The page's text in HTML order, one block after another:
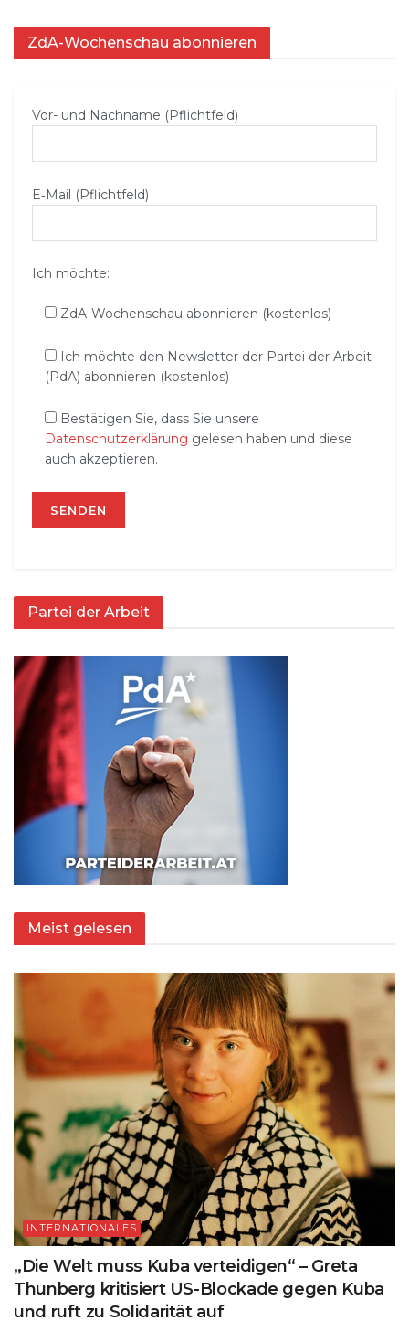
ZdA-Wochenschau abonnieren
Vor- und Nachname (Pflichtfeld)
E‑Mail (Pflichtfeld)
Ich möchte:
ZdA-Wochenschau abonnieren (kostenlos)
Ich möchte den Newsletter der Partei der Arbeit
(PdA) abonnieren (kostenlos)
Bestätigen Sie, dass Sie unsere
Datenschutzerklärung gelesen haben und diese
auch akzeptieren.
Partei der Arbeit
Meist gelesen
INTERNATIONALES
„Die Welt muss Kuba verteidigen“ – Greta
Thunberg kritisiert US-Blockade gegen Kuba
und ruft zu Solidarität auf